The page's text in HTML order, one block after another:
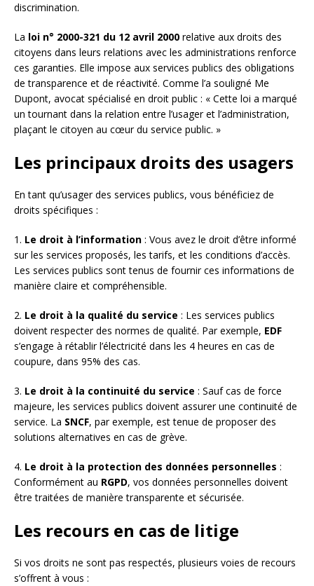
discrimination.
La loi n° 2000-321 du 12 avril 2000 relative aux droits des
citoyens dans leurs relations avec les administrations renforce
ces garanties. Elle impose aux services publics des obligations
de transparence et de réactivité. Comme l’a souligné Me
Dupont, avocat spécialisé en droit public : « Cette loi a marqué
un tournant dans la relation entre l’usager et l’administration,
plaçant le citoyen au cœur du service public. »
Les principaux droits des usagers
En tant qu’usager des services publics, vous bénéficiez de
droits spécifiques :
1. Le droit à l’information : Vous avez le droit d’être informé
sur les services proposés, les tarifs, et les conditions d’accès.
Les services publics sont tenus de fournir ces informations de
manière claire et compréhensible.
2. Le droit à la qualité du service : Les services publics
doivent respecter des normes de qualité. Par exemple, EDF
s’engage à rétablir l’électricité dans les 4 heures en cas de
coupure, dans 95% des cas.
3. Le droit à la continuité du service : Sauf cas de force
majeure, les services publics doivent assurer une continuité de
service. La SNCF, par exemple, est tenue de proposer des
solutions alternatives en cas de grève.
4. Le droit à la protection des données personnelles :
Conformément au RGPD, vos données personnelles doivent
être traitées de manière transparente et sécurisée.
Les recours en cas de litige
Si vos droits ne sont pas respectés, plusieurs voies de recours
s’offrent à vous :